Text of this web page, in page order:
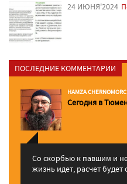
24 ИЮНЯ'2024
ПОСЛЕДНИЕ КОММЕНТАРИИ
HAMZA
Сегодня в
Со скорбью к павшим и
жизнь идет, расчет будет